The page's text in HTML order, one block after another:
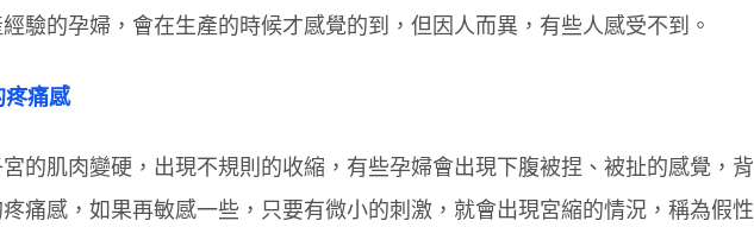
驗的孕婦，會在生產的時候才感覺的到，但因人而異，有些人感受不到。
疼痛感
的肌肉變硬，出現不規則的收縮，有些孕婦會出現下腹被捏、被扯的感覺，背
痛感，如果再敏感一些，只要有微小的刺激，就會出現宮縮的情況，稱為假性